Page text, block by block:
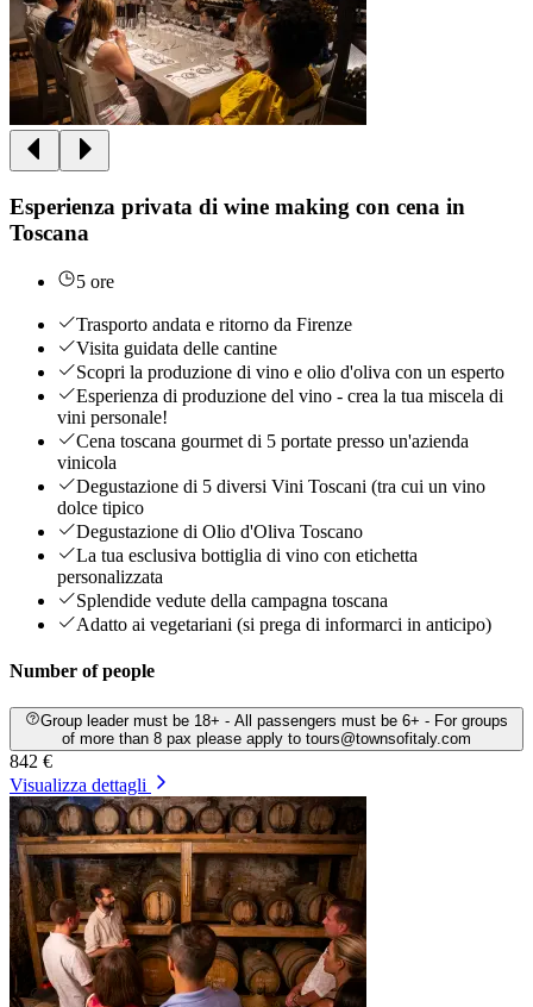
Esperienza privata di wine making con cena in
Toscana
5 ore
Trasporto andata e ritorno da Firenze
Visita guidata delle cantine
Scopri la produzione di vino e olio d'oliva con un esperto
Esperienza di produzione del vino - crea la tua miscela di
vini personale!
Cena toscana gourmet di 5 portate presso un'azienda
vinicola
Degustazione di 5 diversi Vini Toscani (tra cui un vino
dolce tipico
Degustazione di Olio d'Oliva Toscano
La tua esclusiva bottiglia di vino con etichetta
personalizzata
Splendide vedute della campagna toscana
Adatto ai vegetariani (si prega di informarci in anticipo)
Number of people
Group leader must be 18+ - All passengers must be 6+ - For groups
of more than 8 pax please apply to tours@townsofitaly.com
842 €
Visualizza dettagli